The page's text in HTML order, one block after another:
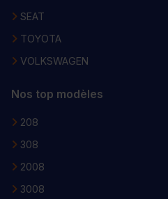
SEAT
TOYOTA
VOLKSWAGEN
Nos top modèles
208
308
2008
3008